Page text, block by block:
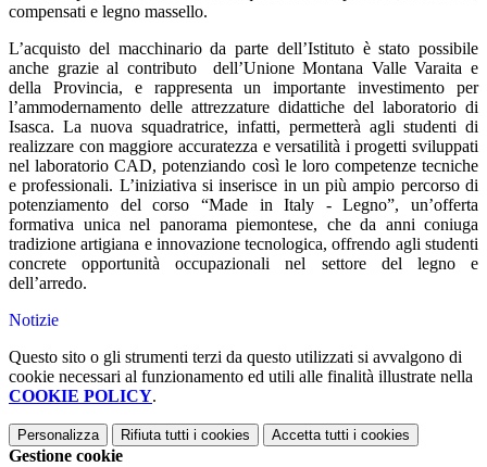
compensati e legno massello.
L’acquisto del macchinario da parte dell’Istituto è stato possibile
anche grazie al contributo dell’Unione Montana Valle Varaita e
della Provincia, e rappresenta un importante investimento per
l’ammodernamento delle attrezzature didattiche del laboratorio di
Isasca. La nuova squadratrice, infatti, permetterà agli studenti di
realizzare con maggiore accuratezza e versatilità i progetti sviluppati
nel laboratorio CAD, potenziando così le loro competenze tecniche
e professionali. L’iniziativa si inserisce in un più ampio percorso di
potenziamento del corso “Made in Italy - Legno”, un’offerta
formativa unica nel panorama piemontese, che da anni coniuga
tradizione artigiana e innovazione tecnologica, offrendo agli studenti
concrete opportunità occupazionali nel settore del legno e
dell’arredo.
Notizie
Questo sito o gli strumenti terzi da questo utilizzati si avvalgono di
cookie necessari al funzionamento ed utili alle finalità illustrate nella
COOKIE POLICY.
Personalizza Rifiuta tutti i cookies Accetta tutti i cookies
Gestione cookie